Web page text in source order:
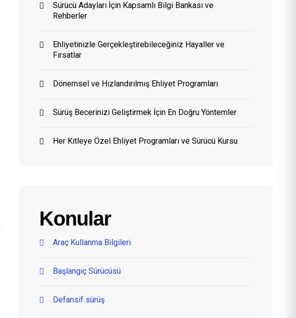
Sürücü Adayları İçin Kapsamlı Bilgi Bankası ve
Rehberler
Ehliyetinizle Gerçekleştirebileceğiniz Hayaller ve
Fırsatlar
Dönemsel ve Hızlandırılmış Ehliyet Programları
Sürüş Becerinizi Geliştirmek İçin En Doğru Yöntemler
Her Kitleye Özel Ehliyet Programları ve Sürücü Kursu
Konular
Araç Kullanma Bilgileri
Başlangıç Sürücüsü
Defansif sürüş